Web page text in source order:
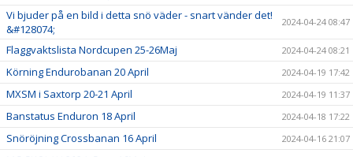
Vi bjuder på en bild i detta snö väder - snart vänder det!
&#128074;
2024-04-24 08:47
Flaggvaktslista Nordcupen 25-26Maj 2024-04-24 08:21
Körning Endurobanan 20 April 2024-04-19 17:42
MXSM i Saxtorp 20-21 April 2024-04-19 11:37
Banstatus Enduron 18 April 2024-04-18 17:22
Snöröjning Crossbanan 16 April 2024-04-16 21:07